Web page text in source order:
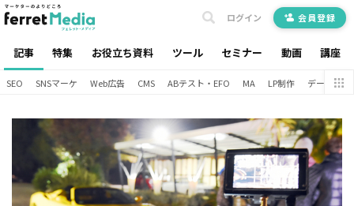
記事 特集 お役立ち資料 ツール セミナー 動画 講座
ログイン 会員登録
SEO SNSマーケ Web広告 CMS ABテスト・EFO MA LP制作 データ分析